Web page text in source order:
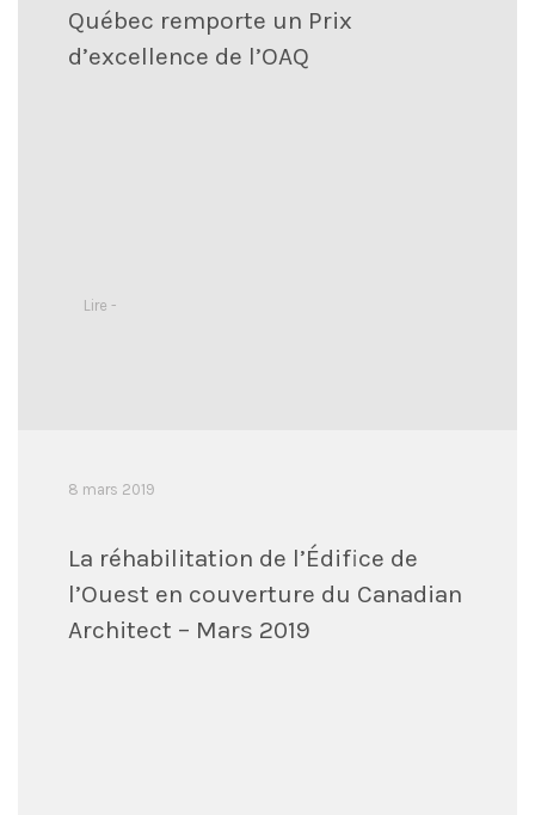
Québec remporte un Prix
d’excellence de l’OAQ
Lire -
8 mars 2019
La réhabilitation de l’Édifice de
l’Ouest en couverture du Canadian
Architect – Mars 2019